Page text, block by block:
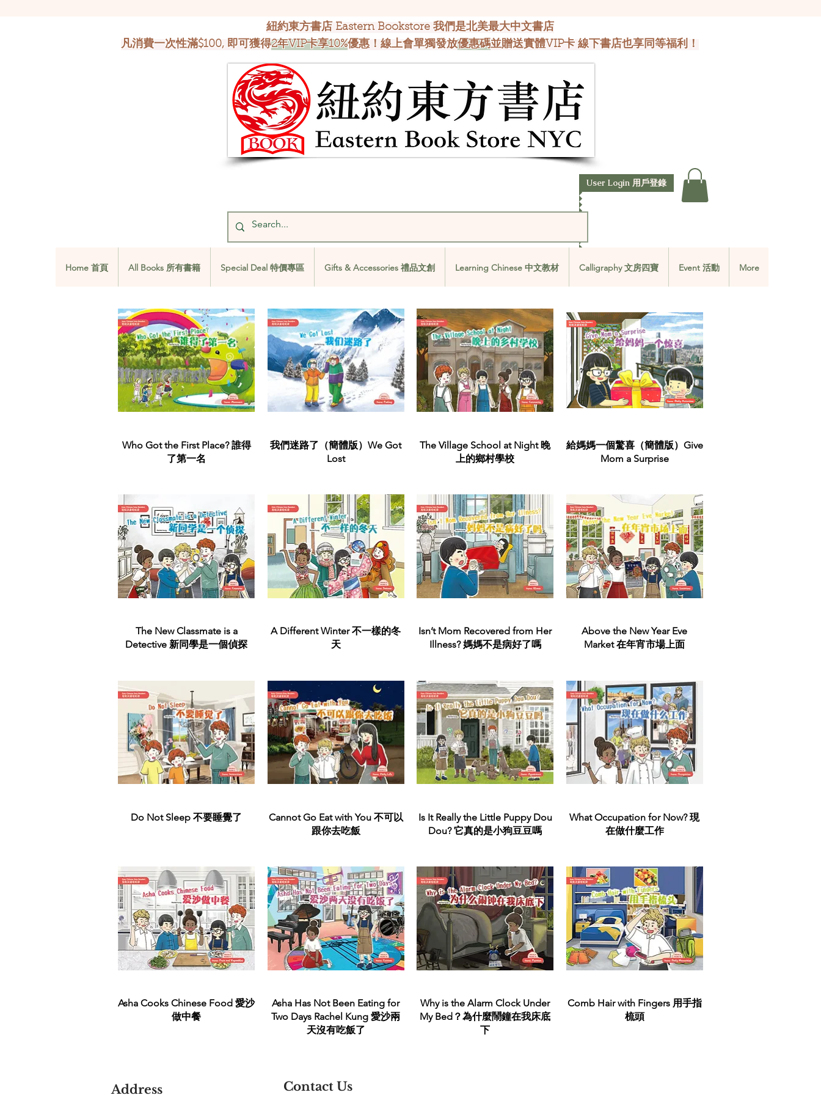
紐約東方書店 Eastern Bookstore 我們是北美最大中文書店
凡消費一次性滿$100, 即可獲得2年VIP卡享10%優惠！線上會單獨發放優惠碼並贈送實體VIP卡 線下書店也享同等福利！
User Login 用戶登錄
Home 首頁 All Books 所有書籍 Special Deal 特價專區 Gifts & Accessories 禮品文創 Learning Chinese 中文教材 Calligraphy 文房四寶 Event 活動 More
Home 首頁 All Books 所有書籍 Special Deal 特價專區 Gifts & Accessories 禮品文創 Learning Chinese 中文教材 Calligraphy 文房四寶 Event 活動 More
Quick View
Who Got the First Place? 誰得
了第一名
Quick View
我們迷路了（簡體版）We Got
Lost
Quick View
The Village School at Night 晚
上的鄉村學校
Quick View
給媽媽一個驚喜（簡體版）Give
Mom a Surprise
Quick View
The New Classmate is a
Detective 新同學是一個偵探
Quick View
A Different Winter 不一樣的冬
天
Quick View
Isn’t Mom Recovered from Her
Illness? 媽媽不是病好了嗎
Quick View
Above the New Year Eve
Market 在年宵市場上面
Quick View
Do Not Sleep 不要睡覺了 Quick View
Cannot Go Eat with You 不可以
跟你去吃飯
Quick View
Is It Really the Little Puppy Dou
Dou? 它真的是小狗豆豆嗎
Quick View
What Occupation for Now? 現
在做什麼工作
Quick View
Asha Cooks Chinese Food 愛沙
做中餐
Quick View
Asha Has Not Been Eating for
Two Days Rachel Kung 愛沙兩
天沒有吃飯了
Quick View
Why is the Alarm Clock Under
My Bed？為什麼鬧鐘在我床底
下
Quick View
Comb Hair with Fingers 用手指
梳頭
Address Contact Us